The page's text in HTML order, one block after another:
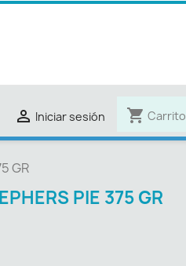
 Iniciar sesión shopping_cart Carrito
GR
PIE 375 GR